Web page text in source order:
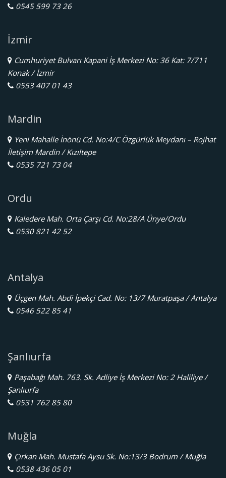
0545 599 73 26
İzmir
Cumhuriyet Bulvarı Kapani İş Merkezi No: 36 Kat: 7/711
Konak / İzmir
0553 407 01 43
Mardin
Yeni Mahalle İnönü Cd. No:4/C Özgürlük Meydanı – Rojhat
İletişim Mardin / Kızıltepe
0535 721 73 04
Ordu
Kaledere Mah. Orta Çarşı Cd. No:28/A Ünye/Ordu
0530 821 42 52
Antalya
Üçgen Mah. Abdi İpekçi Cad. No: 13/7 Muratpaşa / Antalya
0546 522 85 41
Şanlıurfa
Paşabağı Mah. 763. Sk. Adliye İş Merkezi No: 2 Haliliye /
Şanlıurfa
0531 762 85 80
Muğla
Çırkan Mah. Mustafa Aysu Sk. No:13/3 Bodrum / Muğla
0538 436 05 01